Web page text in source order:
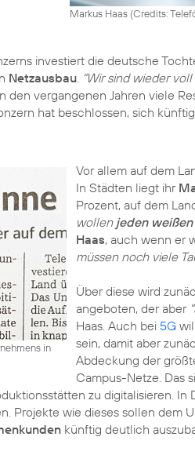
Markus Haas (Credits:
investiert die deutsche
Netzausbau. "Wir sind wieder voll
den vergangenen Jahren viele
hat beschlossen, sich künftig
in
Vor allem auf dem
In Städten liegt ihr
Prozent, auf dem
wollen jeden
Haas, auch wenn er
müssen noch viele
Über diese wird
angeboten, der aber
Haas. Auch bei 5G
sein, damit aber
Abdeckung der
Campus-Netze. Das
zu digitalisieren. In
Projekte wie dieses sollen dem
künftig deutlich